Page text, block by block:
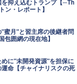
抑え込むトランプ【─Th
ン・レポート】
蜜月"と習主席の後継者問
囲網の現在地】
に"未開発資源"を担保に
命【チャイナリスクの死